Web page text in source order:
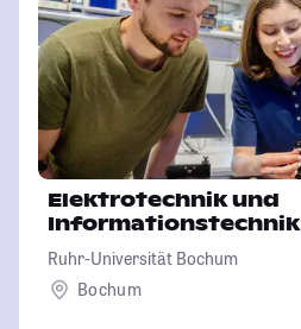
Elektrotechnik und
Informationstechnik
Ruhr-Universität Bochum
Bochum